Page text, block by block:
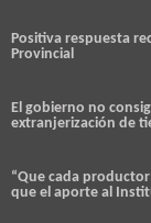
Positiva respuesta
Provincial
El gobierno no
extranjerización de
“Que cada
que el aporte al